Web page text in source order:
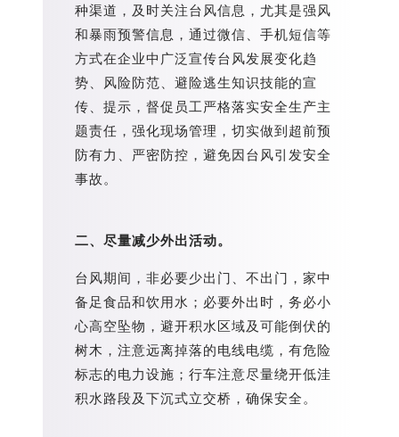
种渠道，及时关注台风信息，尤其是强风
和暴雨预警信息，通过微信、手机短信等
方式在企业中广泛宣传台风发展变化趋
势、风险防范、避险逃生知识技能的宣
传、提示，督促员工严格落实安全生产主
题责任，强化现场管理，切实做到超前预
防有力、严密防控，避免因台风引发安全
事故。
二、尽量减少外出活动。
台风期间，非必要少出门、不出门，家中
备足食品和饮用水；必要外出时，务必小
心高空坠物，避开积水区域及可能倒伏的
树木，注意远离掉落的电线电缆，有危险
标志的电力设施；行车注意尽量绕开低洼
积水路段及下沉式立交桥，确保安全。